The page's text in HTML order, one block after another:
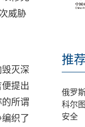
威胁
灭深
提出
的所谓
织了
推
俄罗
科尔
安全